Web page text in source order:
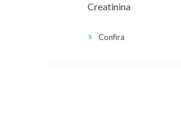
Creatinina
Confira